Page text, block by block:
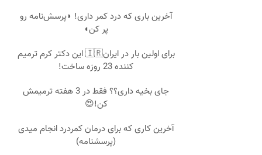
آخرین باری که درد کمر داری! ◗پرسش‌نامه رو
پر کن◖
برای اولین بار در ایران🇮🇷 این دکتر کرم ترمیم
کننده 23 روزه ساخت!
جای بخیه داری؟؟ فقط در 3 هفته ترمیمش
کن!😍
آخرین کاری که برای درمان کمردرد انجام میدی
(پرسشنامه)